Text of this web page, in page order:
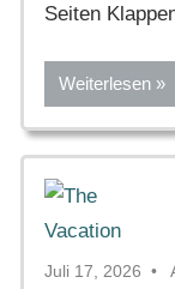
Seiten
Weiterlesen
Juli 17, 2026